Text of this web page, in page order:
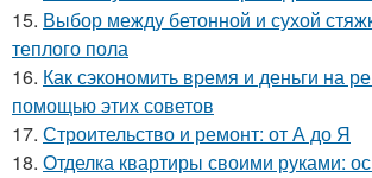
15. Выбор между бетонной и сухой
теплого пола
16. Как сэкономить время и деньги на
помощью этих советов
17. Строительство и ремонт: от А до Я
18. Отделка квартиры своими руками: